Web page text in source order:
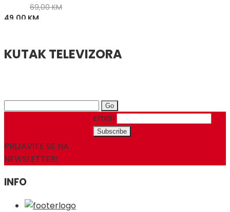
69,00KM
Izvorna
je:
69,00 KM.
49,00 KM
49,00 KM.
KUTAK TELEVIZORA
Search
PRIJAVITE SE NA
NEWSLETTER!
Email
INFO